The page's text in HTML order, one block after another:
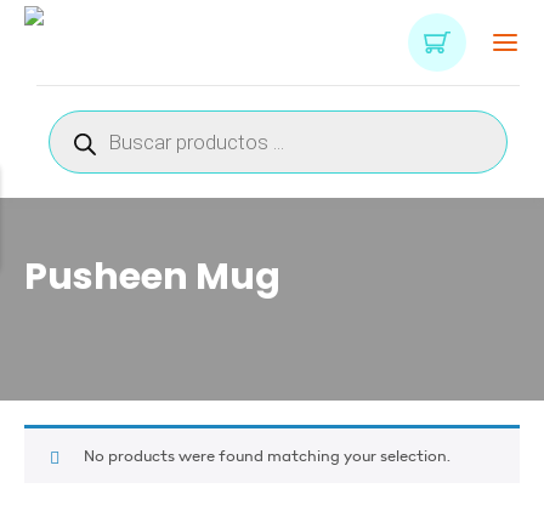
Búsqueda
de
productos
Pusheen Mug
No products were found matching your selection.